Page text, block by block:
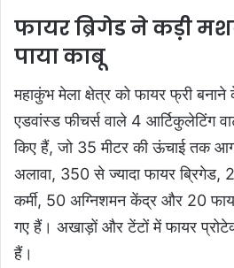
फायर ब्रिगेड ने कड़ी
पाया काबू
महाकुंभ मेला क्षेत्र को फायर फ्री
एडवांस्ड फीचर्स वाले 4 आर्टिकुलेटिंग
किए हैं, जो 35 मीटर की ऊंचाई तक
अलावा, 350 से ज्यादा फायर ब्रिगेड,
कर्मी, 50 अग्निशमन केंद्र और 20
गए हैं। अखाड़ों और टेंटों में फायर
हैं।